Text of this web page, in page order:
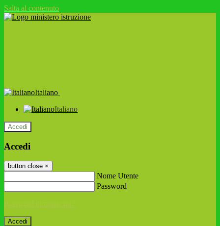
Salta al contenuto
Italiano
Italiano
Accedi
Accedi
button close ×
Nome Utente
Password